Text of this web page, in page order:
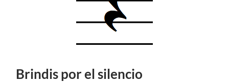
Brindis por el silencio